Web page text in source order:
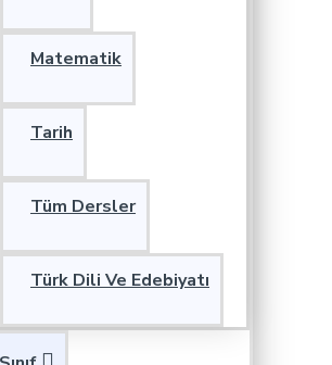
Matematik
Tarih
Tüm Dersler
Türk Dili Ve Edebiyatı